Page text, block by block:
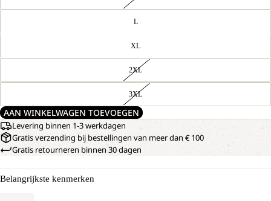
L
XL
2XL
3XL
AAN WINKELWAGEN TOEVOEGEN
Levering binnen 1-3 werkdagen
Gratis verzending bij bestellingen van meer dan € 100
Gratis retourneren binnen 30 dagen
Belangrijkste kenmerken